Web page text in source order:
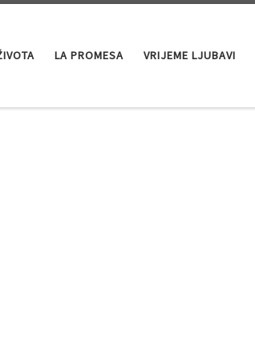
LA PROMESA VRIJEME LJUBAVI